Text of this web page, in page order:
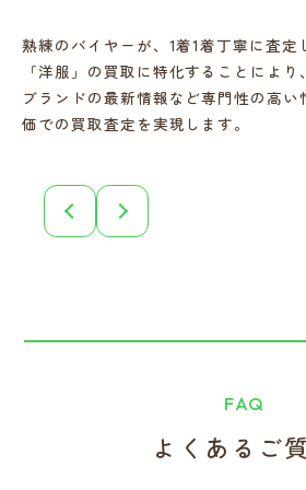
熟練のバイヤーが、1着1着丁寧に査定
「洋服」の買取に特化することにより
ブランドの最新情報など専門性の高
価での買取査定を実現します。
FAQ
よくあるご